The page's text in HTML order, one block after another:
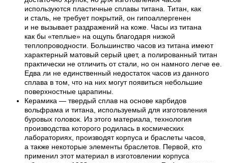
используются пластичные сплавы титана. Титан, как
и сталь, не требует покрытий, он гипоаллергенен
и не вызывает раздражений на коже. Часы из титана
как бы «теплые» на ощупь благодаря низкой
теплопроводности. Большинство часов из титана имеют
характерный матовый серый цвет, а полированный титан
практически не отличить от стали, но он намного легче ее.
Едва ли не единственный недостаток часов из данного
сплава в том, что на них могут появиться небольшие
поверхностные царапины.
Керамика — твердый сплав на основе карбидов
вольфрама и титана, используемый для изготовления
буровых головок. Из этого материала, технология
производства которого родилась в космических
лабораториях, производят корпуса и браслеты часов,
а также некоторые элементы браслетов. Первой, кто
применил этот материал в изготовлении корпуса